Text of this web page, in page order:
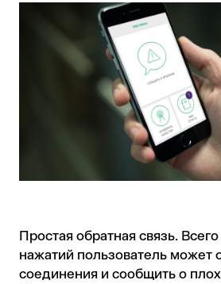
Простая обратная связь.
нажатий пользователь может
соединения и сообщить о